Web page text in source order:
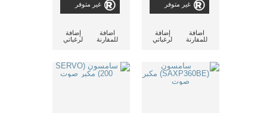
غير متوفر
إضافة
لرغباتي
اضافة
للمقارنة
غير متوفر
إضافة
لرغباتي
اضافة
للمقارنة